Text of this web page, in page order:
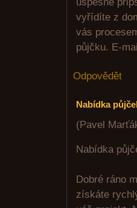
vyřídíte z
vás
půjčku. E-
Odpovědět
Nabídka
(Pavel
Nabídka
Dobré ráno
získáte